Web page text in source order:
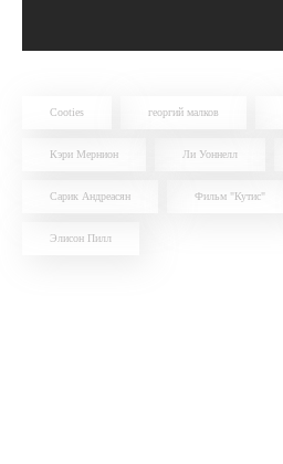
Cooties георгий малков
Кэри Мернион Ли Уоннелл
Сарик Андреасян Фильм "Кутис"
Элисон Пилл